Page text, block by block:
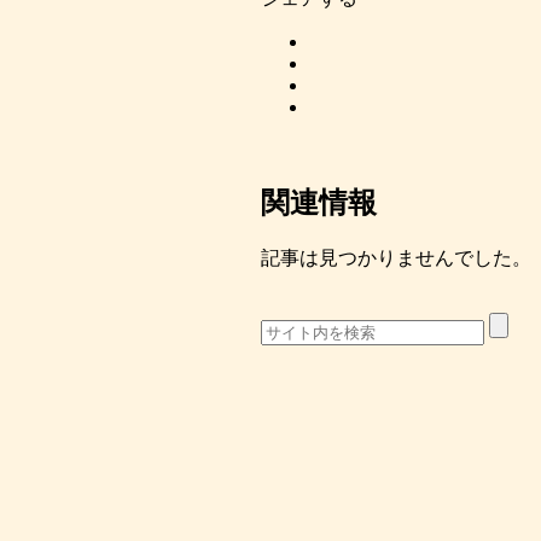
関連情報
記事は見つかりませんでした。